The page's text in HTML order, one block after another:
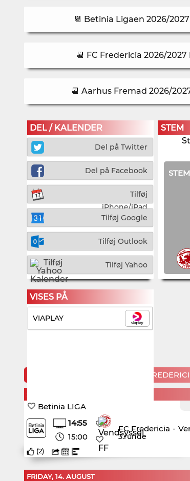
📆 Betinia Ligaen 2026/
📆 FC Fredericia 2026/
📆 Aarhus Fremad 2026/
DEL / KALENDER
Del på Twitter
Del på Facebook
Tilføj
iPhone/iPad
Tilføj Google
Tilføj Outlook
Tilføj Yahoo
STEM
STEM
VISES PÅ
VIAPLAY
KOMMENDE KAMPE FOR FC
SUNDAY, 9. AUGUST
Betinia LIGA
14:55
15:00
FC Fredericia -
3.runde
(2)
FRIDAY, 14. AUGUST